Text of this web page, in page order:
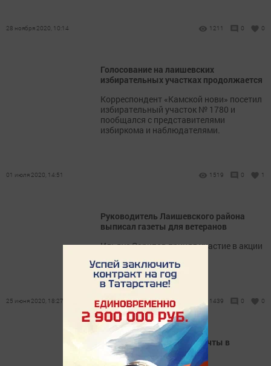
28 ноября 2020, 10:14 1211 0 0
Голосование на лаишевских
избирательных участках продолжается
Корреспондент «Камской нови» посетил
избирательный участок № 1780 и
пообщался с представителями
избиркома и наблюдателями.
01 июля 2020, 14:51 1519 0 1
Руководитель Лаишевского района
выписал газеты для ветеранов
Ильдус Зарипов принял участие в акции
25 июня 2020, 18:27 1439 0 0
Огонь повредил здание почты в
Лаишевском районе